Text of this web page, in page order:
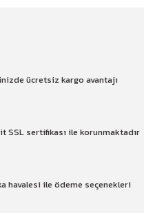
ücretsiz kargo avantajı
SSL sertifikası ile korunmaktadır
havalesi ile ödeme seçenekleri